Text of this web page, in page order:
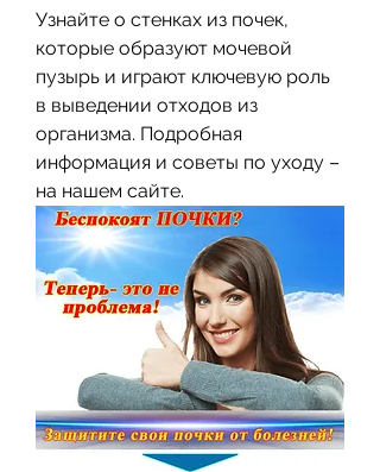
Узнайте о стенках из почек,
которые образуют мочевой
пузырь и играют ключевую роль
в выведении отходов из
организма. Подробная
информация и советы по уходу –
на нашем сайте.